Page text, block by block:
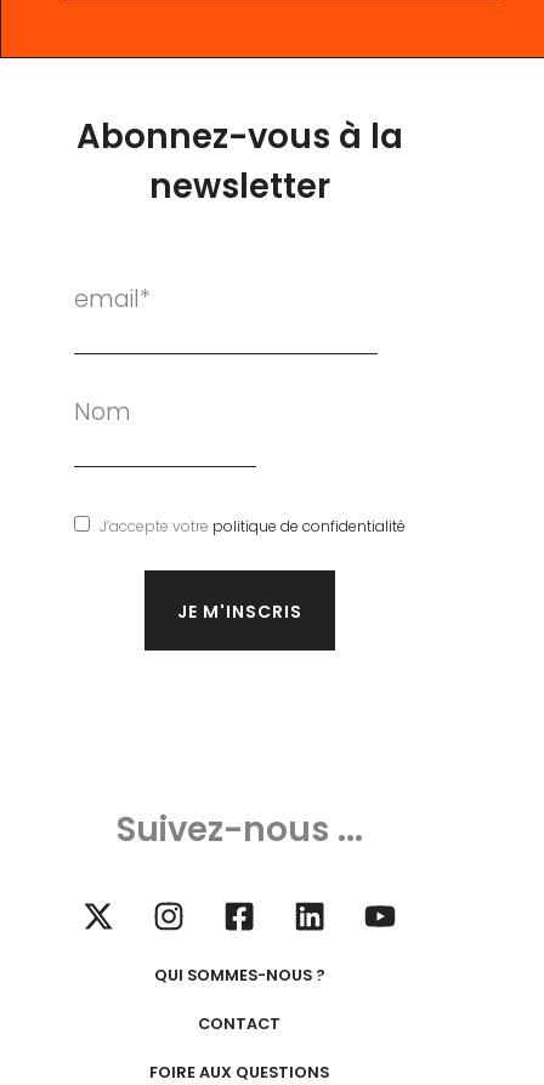
Abonnez-vous à la
newsletter
email*
Nom
J’accepte votre politique de confidentialité
Suivez-nous ...
QUI SOMMES-NOUS ?
CONTACT
FOIRE AUX QUESTIONS